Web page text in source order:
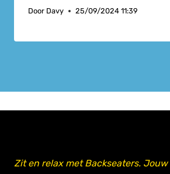
Door Davy 25/09/2024 11:39
Zit en relax met Backseaters. Jouw